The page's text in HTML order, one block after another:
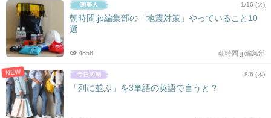
1/16 (火)
朝時間.jp編集部の「地震対策」やっていること10
選
朝時間.jp編集部
4858
NEW 8/6 (木)
「列に並ぶ」を3単語の英語で言うと？